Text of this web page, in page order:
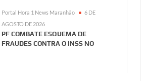
Portal Hora 1 News Maranhão
6 DE
AGOSTO DE 2026
PF COMBATE ESQUEMA DE
FRAUDES CONTRA O INSS NO